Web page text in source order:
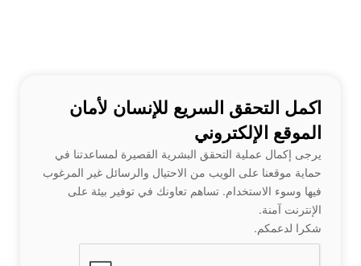
اكمل التحقق السريع للإنسان لأمان
الموقع الإلكتروني
يرجى إكمال عملية التحقق البشرية القصيرة لمساعدتنا في
حماية موقعنا على الويب من الاحتيال والرسائل غير المرغوب
فيها وسوء الاستخدام. تساهم تعاونك في توفير بيئة على
الإنترنت آمنة.
شكرا لدعمكم.